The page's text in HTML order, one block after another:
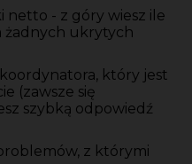
netto - z góry wiesz ile
żadnych ukrytych
który jest
(zawsze się
szybką odpowiedź
z którymi